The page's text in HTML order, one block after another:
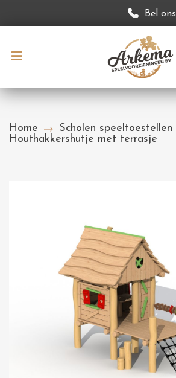
Bel ons
Home Scholen speeltoestellen
Houthakkershutje met terrasje